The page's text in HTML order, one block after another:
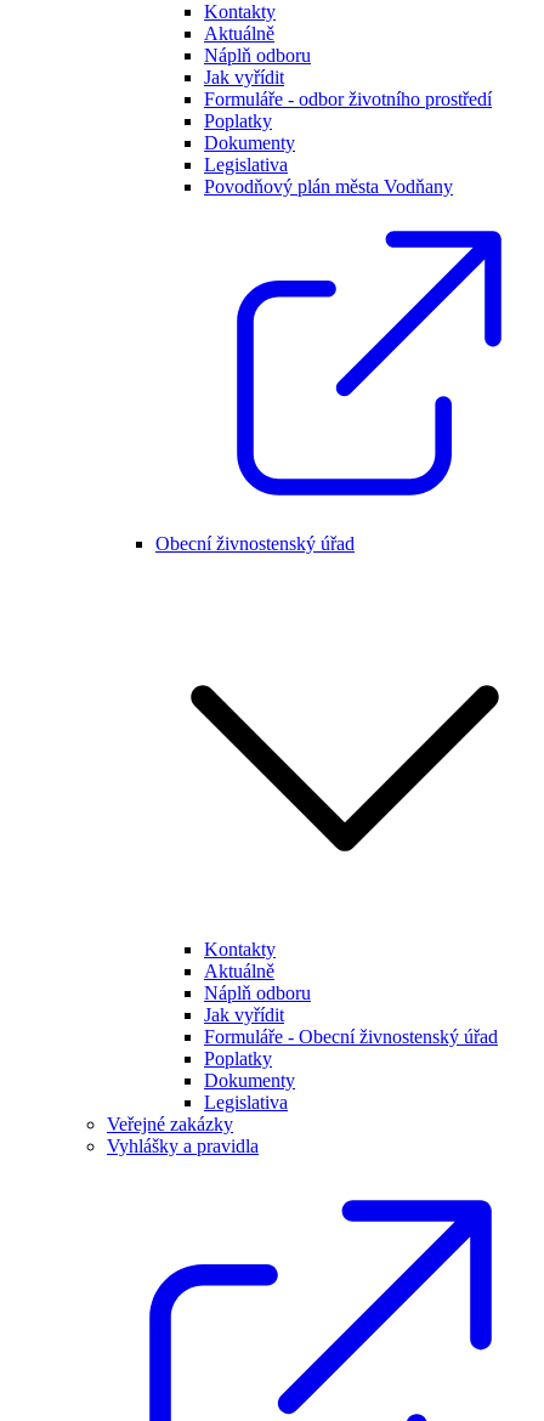
Kontakty
Aktuálně
Náplň odboru
Jak vyřídit
Formuláře - odbor životního prostředí
Poplatky
Dokumenty
Legislativa
Povodňový plán města Vodňany
Obecní živnostenský úřad
Kontakty
Aktuálně
Náplň odboru
Jak vyřídit
Formuláře - Obecní živnostenský úřad
Poplatky
Dokumenty
Legislativa
Veřejné zakázky
Vyhlášky a pravidla